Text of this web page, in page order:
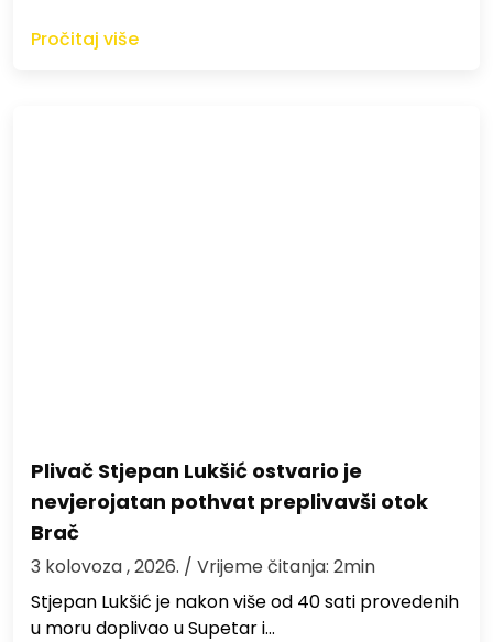
Pročitaj više
Plivač Stjepan Lukšić ostvario je
nevjerojatan pothvat preplivavši otok
Brač
3 kolovoza , 2026. / Vrijeme čitanja: 2min
St​jepan Lukšić je nakon više od 40 sati provedenih
u moru doplivao u Supetar i…